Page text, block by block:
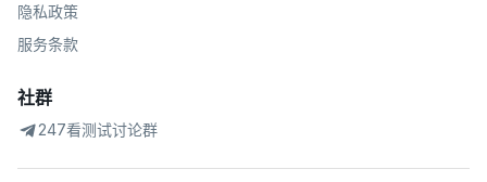
隐私政策
服务条款
社群
247看测试讨论群